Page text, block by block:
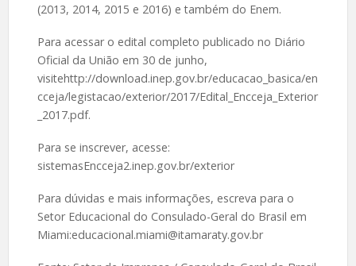
(2013, 2014, 2015 e 2016) e também do Enem.
Para acessar o edital completo publicado no Diário
Oficial da União em 30 de junho,
visitehttp://download.inep.gov.br/educacao_basica/en
cceja/legistacao/exterior/2017/Edital_Encceja_Exterior
_2017.pdf.
Para se inscrever, acesse:
sistemasEncceja2.inep.gov.br/exterior
Para dúvidas e mais informações, escreva para o
Setor Educacional do Consulado-Geral do Brasil em
Miami:educacional.miami@itamaraty.gov.br